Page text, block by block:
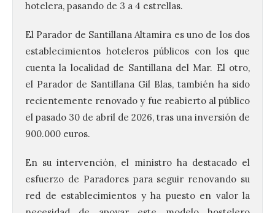
hotelera, pasando de 3 a 4 estrellas.
El Parador de Santillana Altamira es uno de los dos
establecimientos hoteleros públicos con los que
cuenta la localidad de Santillana del Mar. El otro,
el Parador de Santillana Gil Blas, también ha sido
recientemente renovado y fue reabierto al público
el pasado 30 de abril de 2026, tras una inversión de
900.000 euros.
En su intervención, el ministro ha destacado el
esfuerzo de Paradores para seguir renovando su
red de establecimientos y ha puesto en valor la